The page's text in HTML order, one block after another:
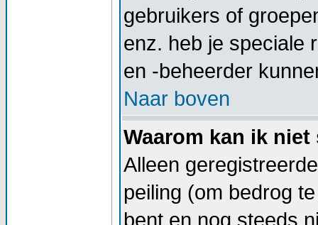
gebruikers of
enz. heb je speciale
en -beheerder
Naar boven
Waarom kan ik
Alleen
peiling (om bedrog
bent en nog steeds